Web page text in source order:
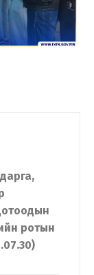
ротын